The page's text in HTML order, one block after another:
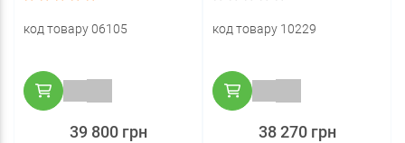
код товару 06105
39 800 грн
код товару 10229
38 270 грн